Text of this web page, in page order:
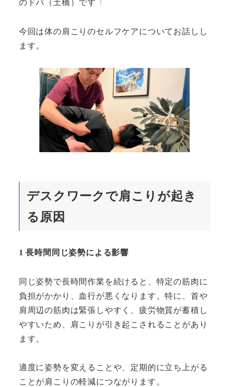
のドバ（土橋）です
今回は体の肩こりのセルフケアについてお話しし
ます。
デスクワークで肩こりが起き
る原因
1 長時間同じ姿勢による影響
同じ姿勢で長時間作業を続けると、特定の筋肉に
負担がかかり、血行が悪くなります。特に、首や
肩周辺の筋肉は緊張しやすく、疲労物質が蓄積し
やすいため、肩こりが引き起こされることがあり
ます。
適度に姿勢を変えることや、定期的に立ち上がる
ことが肩こりの軽減につながります。